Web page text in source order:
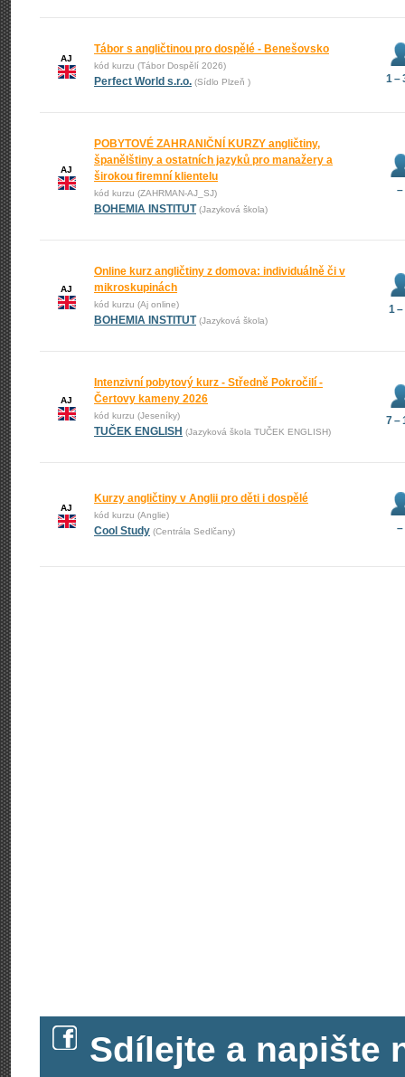
AJ
Tábor s angličtinou pro dospělé - Benešovsko
kód kurzu (Tábor Dospělí 2026)
Perfect World s.r.o. (Sídlo Plzeň ) 1 –
AJ
POBYTOVÉ ZAHRANIČNÍ KURZY angličtiny,
španělštiny a ostatních jazyků pro manažery a
širokou firemní klientelu
kód kurzu (ZAHRMAN-AJ_SJ)
BOHEMIA INSTITUT (Jazyková škola)
–
AJ
Online kurz angličtiny z domova: individuálně či v
mikroskupinách
kód kurzu (Aj online)
BOHEMIA INSTITUT (Jazyková škola)
1
AJ
Intenzivní pobytový kurz - Středně Pokročilí -
Čertovy kameny 2026
kód kurzu (Jeseníky)
TUČEK ENGLISH (Jazyková škola TUČEK ENGLISH)
7 –
AJ
Kurzy angličtiny v Anglii pro děti i dospělé
kód kurzu (Anglie)
Cool Study (Centrála Sedlčany) –
Sdílejte a napište